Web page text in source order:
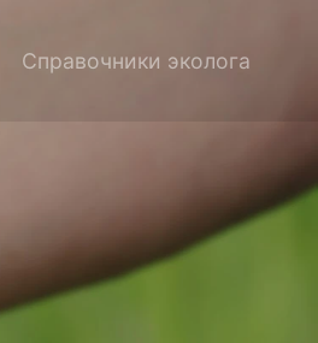
Справочники эколога